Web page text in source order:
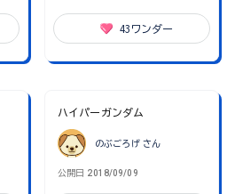
43 ワンダー
ハイパーガンダム
のぶごろげ さん
公開日 2018/09/09